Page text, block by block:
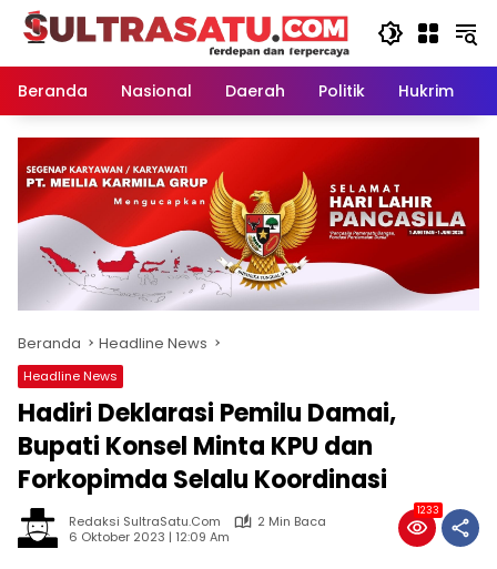
Langsung
Beranda
Nasional Daerah Politik Hukrim
Beranda Headline News
Headline News
Hadiri Deklarasi Pemilu Damai,
Bupati Konsel Minta KPU dan
Forkopimda Selalu Koordinasi
Redaksi SultraSatu.Com
2 Min Baca
6 Oktober 2023 | 12:09 Am
1233